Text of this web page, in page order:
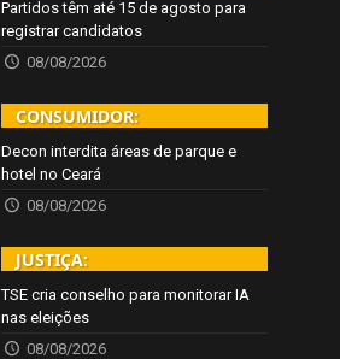
Partidos têm até 15 de agosto para
registrar candidatos
08/08/2026
CONSUMIDOR:
Decon interdita áreas de parque e
hotel no Ceará
08/08/2026
JUSTIÇA:
TSE cria conselho para monitorar IA
nas eleições
08/08/2026